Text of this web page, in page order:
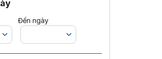
Đến ngày